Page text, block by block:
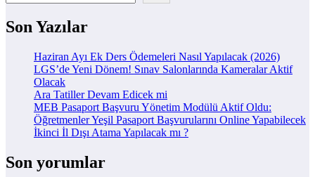
Son Yazılar
Haziran Ayı Ek Ders Ödemeleri Nasıl Yapılacak (2026)
LGS’de Yeni Dönem! Sınav Salonlarında Kameralar Aktif
Olacak
Ara Tatiller Devam Edicek mi
MEB Pasaport Başvuru Yönetim Modülü Aktif Oldu:
Öğretmenler Yeşil Pasaport Başvurularını Online Yapabilecek
İkinci İl Dışı Atama Yapılacak mı ?
Son yorumlar